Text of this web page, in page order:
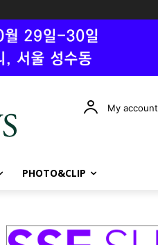
My account
PHOTO&CLIP